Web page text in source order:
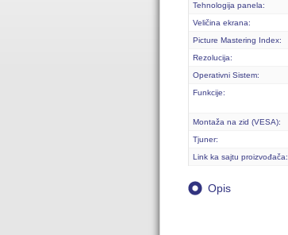
Tehnologija panela:
Veličina ekrana:
Picture Mastering Index:
Rezolucija:
Operativni Sistem:
Funkcije:
Montaža na zid (VESA):
Tjuner:
Link ka sajtu proizvođača:
Opis